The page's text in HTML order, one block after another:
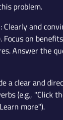
problem.
and
Focus on
Answer the
a clear and
(e.g., "Click
more").